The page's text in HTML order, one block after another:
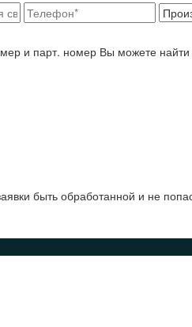
и парт. номер Вы можете найти
быть обработанной и не